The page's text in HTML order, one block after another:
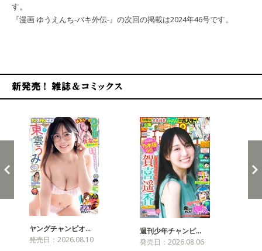
す。
『漫画 ゆうえんち-バキ外伝-』の次回の掲載は2024年46号です。
ヤングチャンピオ…
発売日：2026.08.10
週刊少年チャンピ…
発売日：2026.08.06